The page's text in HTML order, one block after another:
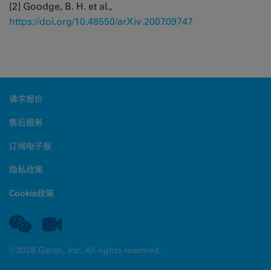
[2] Goodge, B. H. et al.,
https://doi.org/10.48550/arXiv.2007.09747
请求报价
售后服务
订阅电子报
隐私政策
Cookie政策
©2026 Gatan, Inc. All rights reserved.